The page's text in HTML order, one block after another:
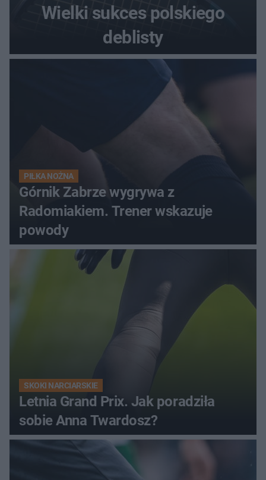
Wielki sukces polskiego
deblisty
PIŁKA NOŻNA
Górnik Zabrze wygrywa z
Radomiakiem. Trener wskazuje
powody
SKOKI NARCIARSKIE
Letnia Grand Prix. Jak poradziła
sobie Anna Twardosz?